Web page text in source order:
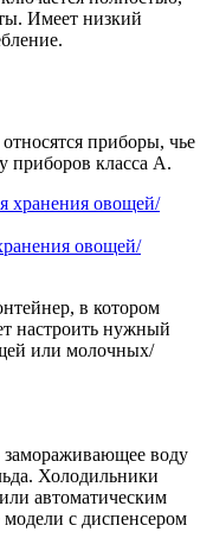
Имеет низкий
приборы, чье
приборов класса А.
овощей/
в котором
настроить нужный
или молочных/
замораживающее воду
Холодильники
автоматическим
модели с диспенсером